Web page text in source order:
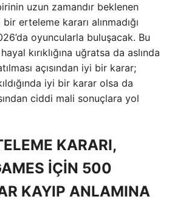
uzun zamandır beklenen
erteleme kararı alınmadığı
oyuncularla buluşacak. Bu
kırıklığına uğratsa da aslında
açısından iyi bir karar;
iyi bir karar olsa da
ciddi mali sonuçlara yol
KARARI,
İÇİN 500
KAYIP ANLAMINA